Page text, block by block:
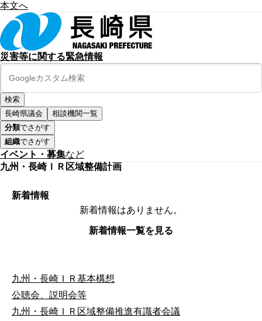
本文へ
災害等に関する緊急情報
長崎県議会
相談機関一覧
分類でさがす
組織でさがす
イベント・募集など
九州・長崎ＩＲ区域整備計画
新着情報
新着情報はありません。
新着情報一覧を見る
九州・長崎ＩＲ基本構想
公聴会、説明会等
九州・長崎ＩＲ区域整備推進有識者会議